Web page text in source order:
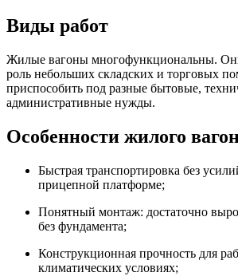
Виды работ
Жилые вагоны многофункциональны.
роль небольших складских и торговых
приспособить под разные бытовые,
административные нужды.
Особенности жилого
Быстрая транспортировка без
прицепной платформе;
Понятный монтаж: достаточно
без фундамента;
Конструкционная прочность для
климатических условиях;